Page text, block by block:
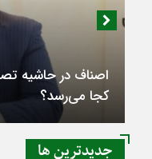
اصناف در حاشیه
کجا می‌رسد؟
جديدترين ها